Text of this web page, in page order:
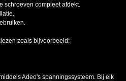
schroeven compleet afdekt.
zoals bijvoorbeeld:
Adeo's spanningssysteem. Bij elk